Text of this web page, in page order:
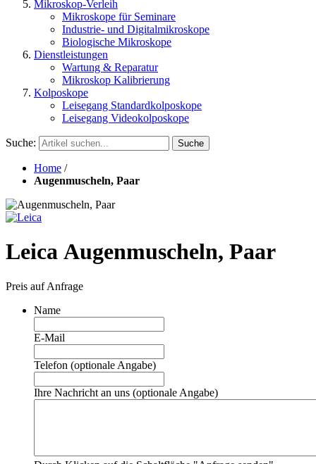
Mikroskop-Verleih
Mikroskope für Seminare
Industrie- und Digitalmikroskope
Biologische Mikroskope
Dienstleistungen
Wartung & Reparatur
Mikroskop Kalibrierung
Kolposkope
Leisegang Standardkolposkope
Leisegang Videokolposkope
Suche: Suche
Home /
Augenmuscheln, Paar
Leica Augenmuscheln, Paar
Preis auf Anfrage
Name
E-Mail
Telefon (optionale Angabe)
Ihre Nachricht an uns (optionale Angabe)